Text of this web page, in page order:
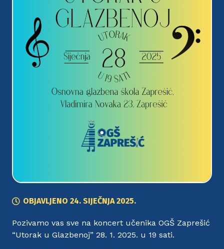
OBJAVLJENO24. SIJEČNJA 2025.
Pozivamo vas sve na koncert učenika OGŠ Zaprešić
“Utorak u Glazbenoj” 28. 1. 2025. u 19 sati.